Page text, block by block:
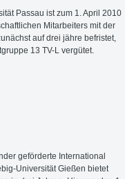
Passau ist zum 1. April 2010
Mitarbeiters mit der
auf drei jähre befristet,
13 TV-L vergütet.
geförderte International
Universität Gießen bietet